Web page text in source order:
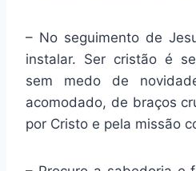
– No seguimento de
instalar. Ser cristão é
sem medo de
acomodado, de braços
por Cristo e pela missão